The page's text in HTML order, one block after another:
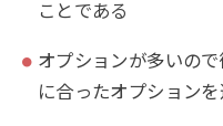
ことである
オプションが多いの
に合ったオプション